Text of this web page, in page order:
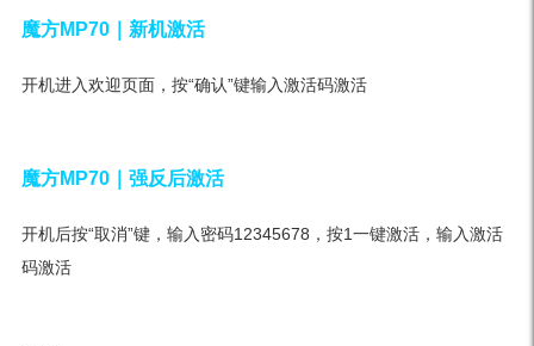
魔方MP70｜新机激活
开机进入欢迎页面，按“确认”键输入激活码激活
魔方MP70｜ 强反后激活
开机后按“取消”键，输入密码12345678，按1一键激活，输入激活
码激活